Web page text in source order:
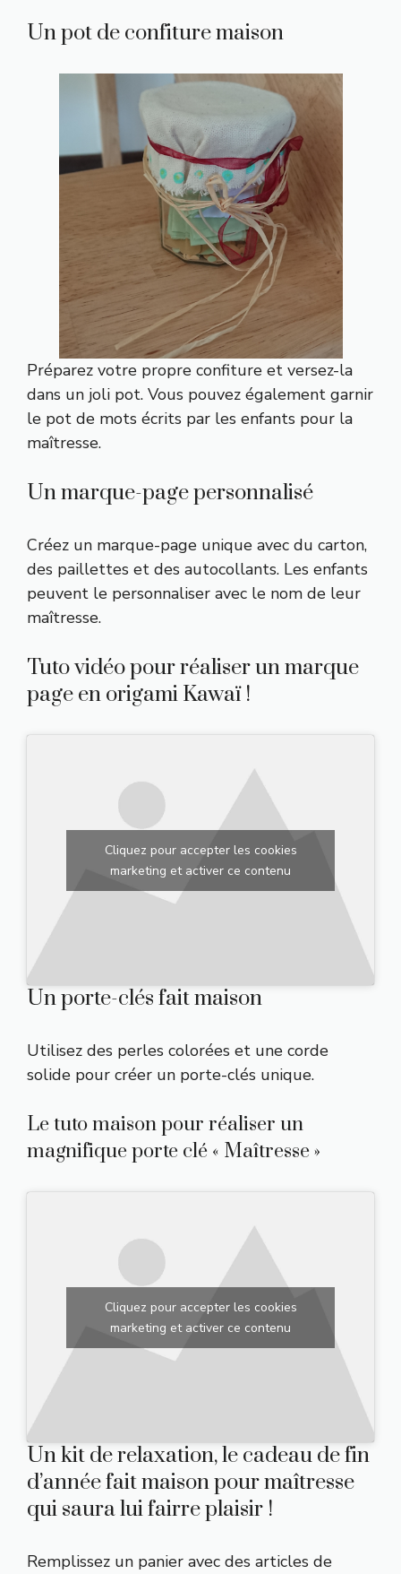
Un pot de confiture maison
Préparez votre propre confiture et versez-la
dans un joli pot. Vous pouvez également garnir
le pot de mots écrits par les enfants pour la
maîtresse.
Un marque-page personnalisé
Créez un marque-page unique avec du carton,
des paillettes et des autocollants. Les enfants
peuvent le personnaliser avec le nom de leur
maîtresse.
Tuto vidéo pour réaliser un marque
page en origami Kawaï !
Cliquez pour accepter les cookies
marketing et activer ce contenu
Un porte-clés fait maison
Utilisez des perles colorées et une corde
solide pour créer un porte-clés unique.
Le tuto maison pour réaliser un
magnifique porte clé « Maîtresse »
Cliquez pour accepter les cookies
marketing et activer ce contenu
Un kit de relaxation, le cadeau de fin
d’année fait maison pour maîtresse
qui saura lui fairre plaisir !
Remplissez un panier avec des articles de